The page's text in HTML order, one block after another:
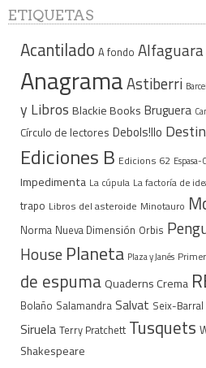
ETIQUETAS
Acantilado A fondo Alfaguara
AnagramaAstiberri
y Libros Blackie Books Bruguera
Círculo de lectores Debols!llo
Ediciones B Edicions 62 Espasa-
Impedimenta La cúpula La factoría de
trapo Libros del asteroide Minotauro
Norma Nueva Dimensión Orbis
House Planeta Plaza y Janés
de espumaQuaderns Crema
Bolaño Salamandra Salvat Seix-Barral
Siruela Terry Pratchett Tusquets
Shakespeare